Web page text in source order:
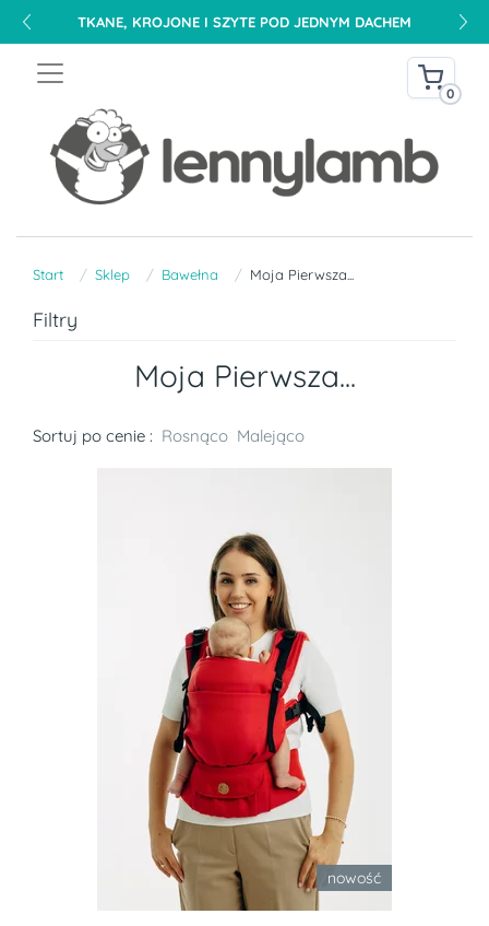
DARMOWA DOSTAWA NA TERENIE POLSKI OD 240 PLN
0
Start Sklep Bawełna Moja Pierwsza...
Filtry
Moja Pierwsza...
Sortuj po cenie : Rosnąco Malejąco
nowość